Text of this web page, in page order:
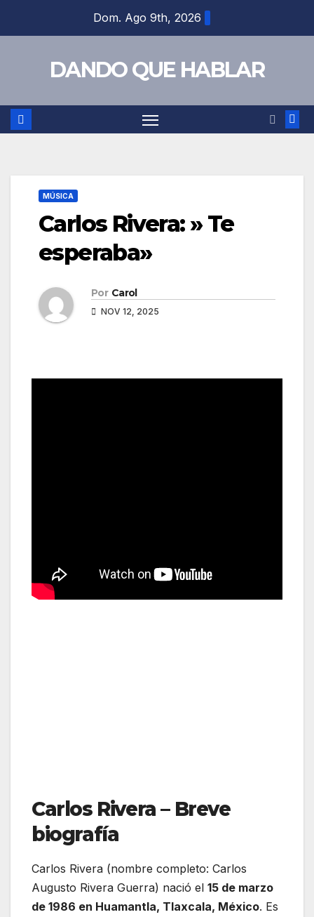
Dom. Ago 9th, 2026
DANDO QUE HABLAR
MÚSICA
Carlos Rivera: » Te
esperaba»
Por Carol
NOV 12, 2025
Carlos Rivera – Breve
biografía
Carlos Rivera (nombre completo: Carlos
Augusto Rivera Guerra) nació el 15 de marzo
de 1986 en Huamantla, Tlaxcala, México. Es